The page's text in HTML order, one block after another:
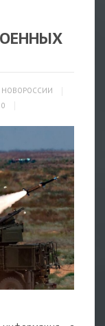
НОВОРОССИИ
0